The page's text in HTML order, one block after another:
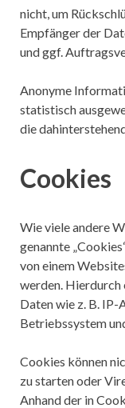
nicht, um
Empfänger der
und ggf.
Anonyme
statistisch
die
Cookies
Wie viele andere
genannte
von einem
werden.
Daten wie z. B.
Betriebssystem
Cookies können
zu starten oder
Anhand der in